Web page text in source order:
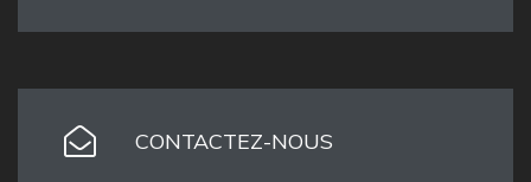
CONTACTEZ-NOUS